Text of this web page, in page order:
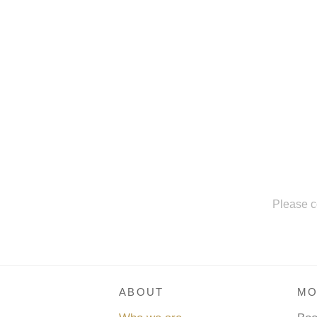
Please
ABOUT